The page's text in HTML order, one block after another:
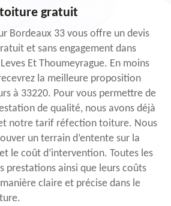
gratuit
Bordeaux 33 vous offre un devis
et sans engagement dans
Et Thoumeyrague. En moins
la meilleure proposition
à 33220. Pour vous permettre de
de qualité, nous avons déjà
notre tarif réfection toiture. Nous
un terrain d’entente sur la
le coût d’intervention. Toutes les
prestations ainsi que leurs coûts
claire et précise dans le